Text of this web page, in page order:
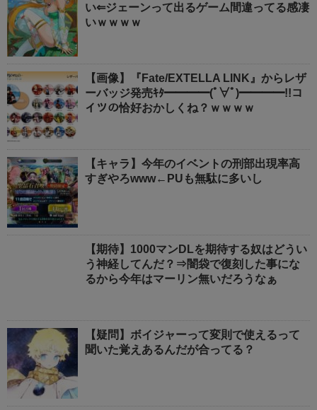
い⇐ジェーンって出るゲーム間違ってる感凄
いｗｗｗｗ
【画像】『Fate/EXTELLA LINK』からレザ
ーバッジ発売ｷﾀ━━━━(ﾟ∀ﾟ)━━━━!!コ
イツの恰好おかしくね？ｗｗｗｗ
【キャラ】今年のイベントの刑部出現率高
すぎやろwww←PUも無駄に多いし
【期待】1000マンDLを期待する奴はどうい
う神経してんだ？⇒闇袋で復刻した事にな
るから今年はマーリン無いだろうなぁ
【疑問】ボイジャーって変則で使えるって
聞いた覚えあるんだが合ってる？